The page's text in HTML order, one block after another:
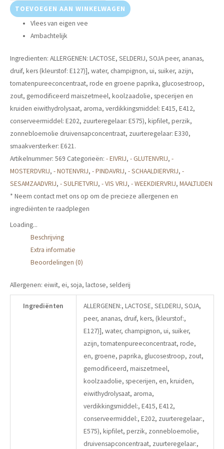
TOEVOEGEN AAN WINKELWAGEN
Vlees van eigen vee
Ambachtelijk
Ingredienten: ALLERGENEN: LACTOSE, SELDERIJ, SOJA peer, ananas,
druif, kers (kleurstof: E127)], water, champignon, ui, suiker, azijn,
tomatenpureeconcentraat, rode en groene paprika, glucosestroop,
zout, gemodificeerd maiszetmeel, koolzaadolie, specerijen en
kruiden eiwithydrolysaat, aroma, verdikkingsmiddel: E415, E412,
conserveermiddel: E202, zuurteregelaar: E575), kipfilet, perzik,
zonnebloemolie druivensapconcentraat, zuurteregelaar: E330,
smaakversterker: E621.
Artikelnummer: 569 Categorieën: - EIVRIJ, - GLUTENVRIJ, -
MOSTERDVRIJ, - NOTENVRIJ, - PINDAVRIJ, - SCHAALDIERVRIJ, -
SESAMZAADVRIJ, - SULFIETVRIJ, - VIS VRIJ, - WEEKDIERVRIJ, MAALTIJDEN
* Neem contact met ons op om de precieze allergenen en
ingrediënten te raadplegen
Loading...
Beschrijving
Extra informatie
Beoordelingen (0)
Allergenen: eiwit, ei, soja, lactose, selderij
Ingrediënten
ALLERGENEN:, LACTOSE, SELDERIJ, SOJA,
peer, ananas, druif, kers, (kleurstof:,
E127)], water, champignon, ui, suiker,
azijn, tomatenpureeconcentraat, rode,
en, groene, paprika, glucosestroop, zout,
gemodificeerd, maiszetmeel,
koolzaadolie, specerijen, en, kruiden,
eiwithydrolysaat, aroma,
verdikkingsmiddel:, E415, E412,
conserveermiddel:, E202, zuurteregelaar:,
E575), kipfilet, perzik, zonnebloemolie,
druivensapconcentraat, zuurteregelaar:,